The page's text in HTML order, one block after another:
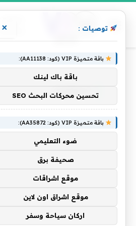
رئيسية
الرئيسية » الجلوتين
الجلوتين
توصيات : ×
باقة متميزة VIP (كود: AA11138):
باقة باك لينك
تحسين محركات البحث SEO
باقة متميزة VIP (كود: AA35872):
ضوء التعليمي
صحيفة برق
موقع اشراقات
موقع اشراق اون لاين
اركان سياحة وسفر